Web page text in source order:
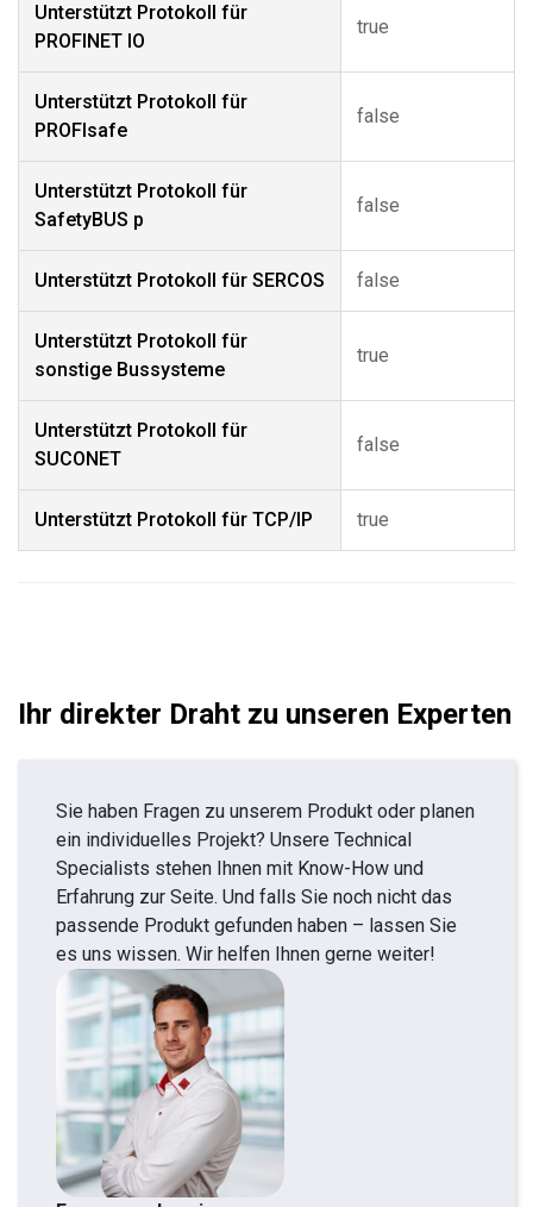
Unterstützt Protokoll für
PROFINET IO
true
Unterstützt Protokoll für
PROFIsafe
false
Unterstützt Protokoll für
SafetyBUS p
false
Unterstützt Protokoll für SERCOS false
Unterstützt Protokoll für
sonstige Bussysteme
true
Unterstützt Protokoll für
SUCONET
false
Unterstützt Protokoll für TCP/IP true
Ihr direkter Draht zu unseren Experten
Sie haben Fragen zu unserem Produkt oder planen
ein individuelles Projekt? Unsere Technical
Specialists stehen Ihnen mit Know-How und
Erfahrung zur Seite. Und falls Sie noch nicht das
passende Produkt gefunden haben – lassen Sie
es uns wissen. Wir helfen Ihnen gerne weiter!